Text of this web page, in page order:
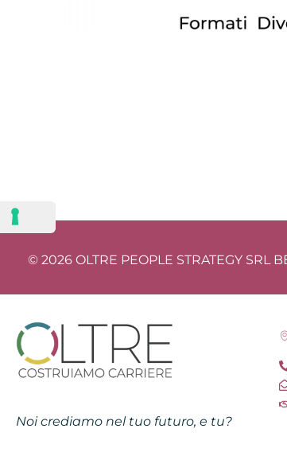
© 2026 OLTRE PEOPLE STRATEGY SRL
Noi crediamo nel tuo futuro, e tu?